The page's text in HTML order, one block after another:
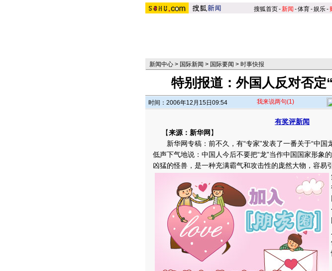
搜狐首页-新闻 -体育-娱乐-
新闻中心 > 国际新闻 > 国际要闻 > 时事快报
特别报道：外国人反对否定
时间：2006年12月15日09:54 我来说两句(1)
有奖评新闻
【来源：新华网 】
新华网专稿：前不久，有“专家”发表了一番关于“中国
低声下气地说：中国人今后不要把“龙”当作中国国家形象
凶猛的怪兽，是一种充满霸气和攻击性的庞然大物，容易